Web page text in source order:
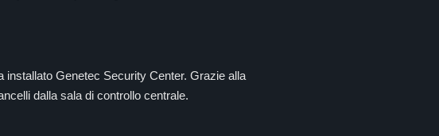
installato Genetec Security Center. Grazie alla
dalla sala di controllo centrale.